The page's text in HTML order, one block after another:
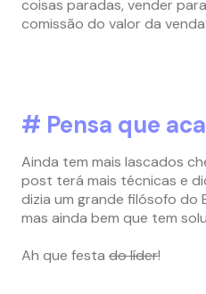
coisas paradas, vender
comissão do valor da
# Pensa que
Ainda tem mais lascados
post terá mais técnicas e
dizia um grande filósofo do
mas ainda bem que tem
Ah que festa do líder!